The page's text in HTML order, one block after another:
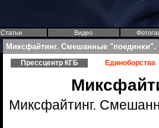
Статьи Видео
Миксфайтинг. Смешанные "поединки".
Прессцентр КГБ Единоборства
Миксфайтинг.